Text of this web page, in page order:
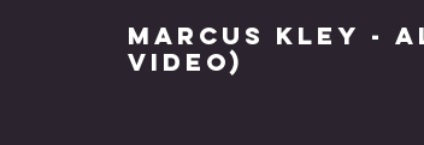
Marcus Kley -
Video)